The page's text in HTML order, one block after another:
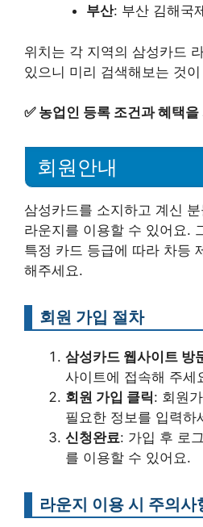
부산: 부산 김해국
위치는 각 지역의 삼성카드
있으니 미리 검색해보는 것
✅ 농업인 등록 조건과 혜택
회원안내
삼성카드를 소지하고 계신
라운지를 이용할 수 있어요.
특정 카드 등급에 따라 차등
해주세요.
회원 가입 절차
삼성카드 웹사이트 방
사이트에 접속해 주세
회원 가입 클릭: 회원
필요한 정보를 입력하
신청완료: 가입 후 로
를 이용할 수 있어요.
라운지 이용 시 주의사